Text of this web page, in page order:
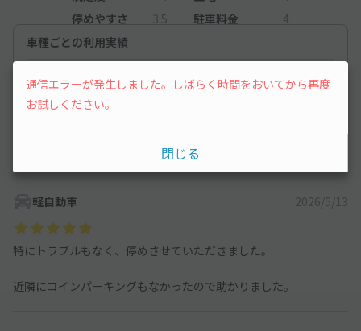
停めやすさ
3.5 駐車料金
4
車種ごとの利用実績
軽自動車
軽自動車 2026/5/13
特にトラブルもなく、停めさせていただきました。
近隣にコインパーキングもなかったので助かりました。
通信エラーが発生しました。しばらく時間をおいてから再度
お試しください。
閉じる